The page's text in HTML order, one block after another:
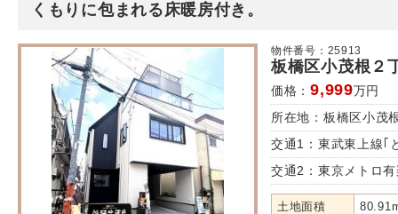
くもりに包まれる床暖房付き。
物件番号：25913
板橋区小茂根２
価格：9,999万円
所在地：板橋区小茂
交通1：東武東上線｢
交通2：東京メトロ
土地面積